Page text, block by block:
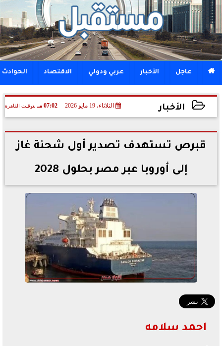
 عاجل الأخبار عربي ودولي الاقتصاد الحوادث
الأخبار الثلاثاء، 19 مايو 2026 07:02 مـ بتوقيت القاهرة
2026-05-19 19:02:01
قبرص تستهدف تصدير أول شحنة غاز
إلى أوروبا عبر مصر بحلول 2028
احمد سلامه